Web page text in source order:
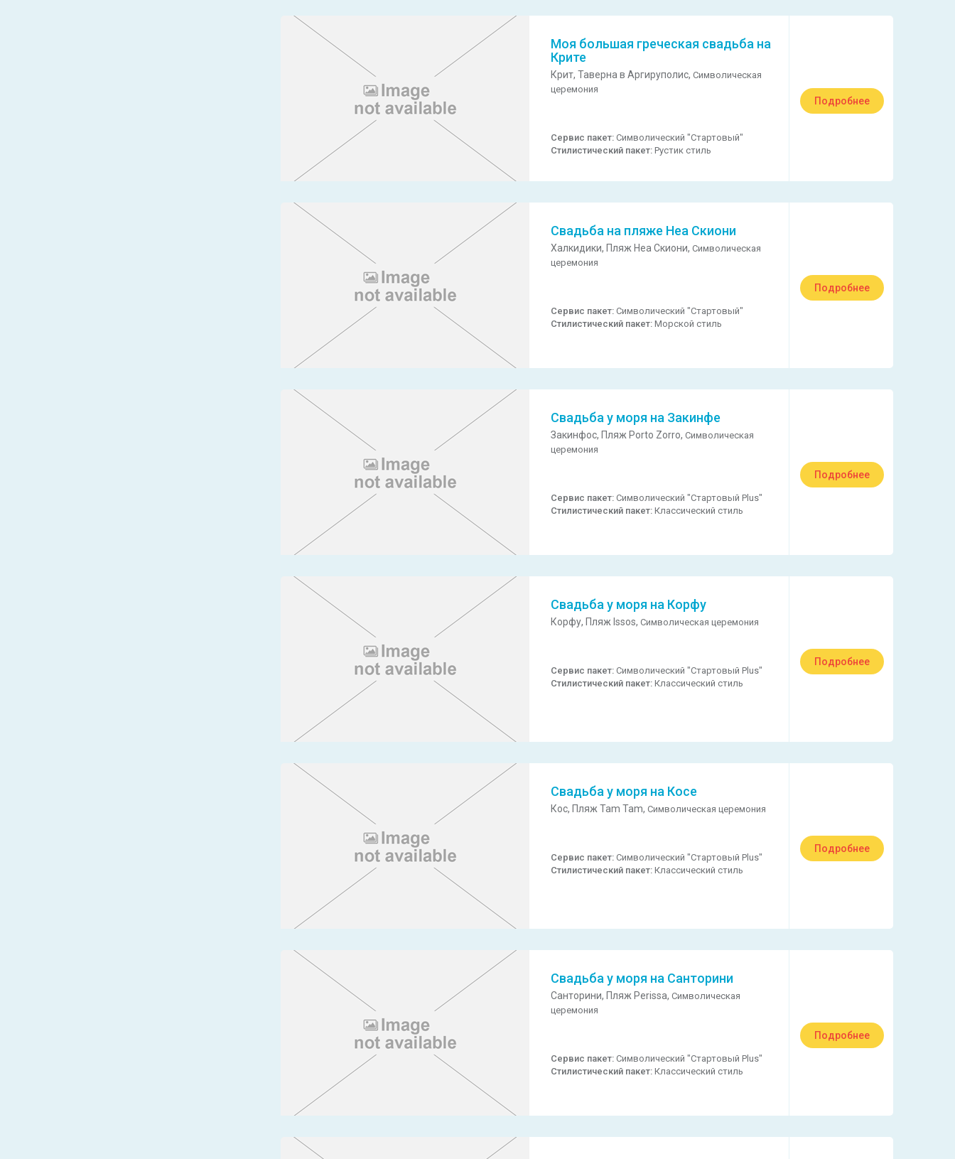
Моя большая греческая свадьба на
Крите
Крит,Таверна в Аргируполис,Символическая
церемония
Сервис пакет:Символический "Стартовый"
Стилистический пакет:Рустик стиль
Подробнее
Свадьба на пляже Неа Скиони
Халкидики, Пляж Неа Скиони,Символическая
церемония
Сервис пакет:Символический "Стартовый"
Стилистический пакет:Морской стиль
Подробнее
Свадьба у моря на Закинфе
Закинфос, Пляж Porto Zorro,Символическая
церемония
Сервис пакет:Символический "Стартовый Plus"
Стилистический пакет:Классический стиль
Подробнее
Свадьба у моря на Корфу
Корфу, Пляж Issos,Символическая церемония
Сервис пакет:Символический "Стартовый Plus"
Стилистический пакет:Классический стиль
Подробнее
Свадьба у моря на Косе
Кос, Пляж Tam Tam,Символическая церемония
Сервис пакет:Символический "Стартовый Plus"
Стилистический пакет:Классический стиль
Подробнее
Свадьба у моря на Санторини
Санторини, Пляж Perissa,Символическая
церемония
Сервис пакет:Символический "Стартовый Plus"
Стилистический пакет:Классический стиль
Подробнее